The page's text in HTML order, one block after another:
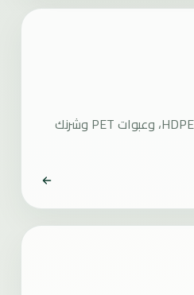
شراء طبالي البلاستيك، براميل HDPE، وعبوات PET وشرنك